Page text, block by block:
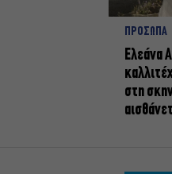
ΠΡΟΣΩΠΑ
Ελεάνα
στη